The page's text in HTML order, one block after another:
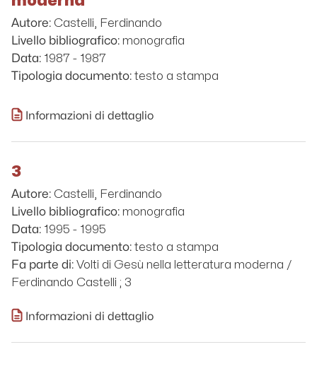
Autore: Castelli, Ferdinando
Livello bibliografico: monografia
Data: 1987 - 1987
Tipologia documento: testo a stampa
Informazioni di dettaglio
3
Autore: Castelli, Ferdinando
Livello bibliografico: monografia
Data: 1995 - 1995
Tipologia documento: testo a stampa
Fa parte di: Volti di Gesù nella letteratura moderna /
Ferdinando Castelli ; 3
Informazioni di dettaglio